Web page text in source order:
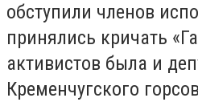
обступили членов
принялись кричать
активистов была и
Кременчугского